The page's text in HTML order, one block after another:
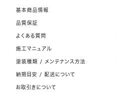
基本商品情報
品質保証
よくある質問
施工マニュアル
塗装種類 / メンテナンス方法
納期目安 / 配送について
お取引きについて